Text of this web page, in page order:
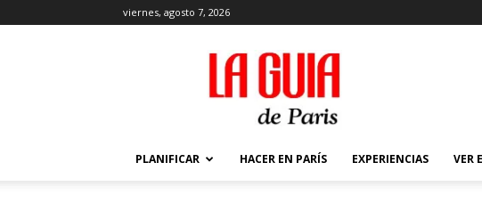
viernes, agosto 7, 2026
La
Guía
de
París
PLANIFICAR HACER EN PARÍS EXPERIENCIAS VER